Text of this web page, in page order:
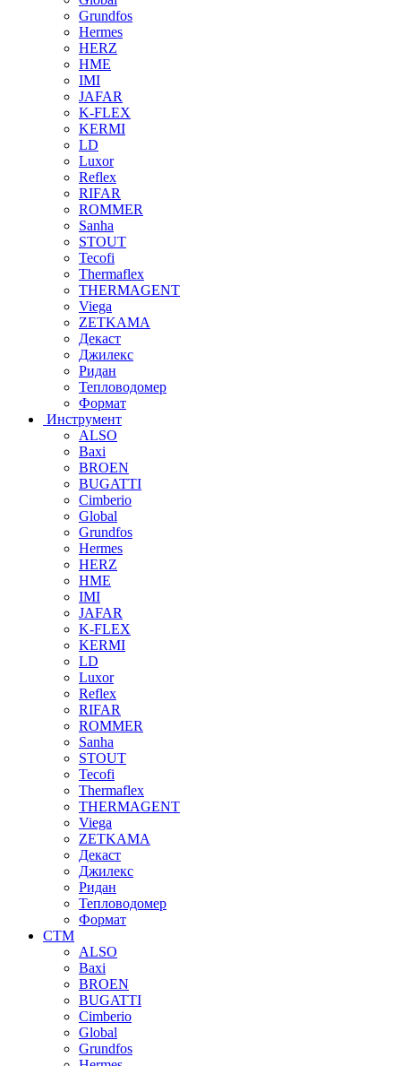
Grundfos
Hermes
HERZ
HME
IMI
JAFAR
K-FLEX
KERMI
LD
Luxor
Reflex
RIFAR
ROMMER
Sanha
STOUT
Tecofi
Thermaflex
THERMAGENT
Viega
ZETKAMA
Декаст
Джилекс
Ридан
Тепловодомер
Формат
Инструмент
ALSO
Baxi
BROEN
BUGATTI
Cimberio
Global
Grundfos
Hermes
HERZ
HME
IMI
JAFAR
K-FLEX
KERMI
LD
Luxor
Reflex
RIFAR
ROMMER
Sanha
STOUT
Tecofi
Thermaflex
THERMAGENT
Viega
ZETKAMA
Декаст
Джилекс
Ридан
Тепловодомер
Формат
СТМ
ALSO
Baxi
BROEN
BUGATTI
Cimberio
Global
Grundfos